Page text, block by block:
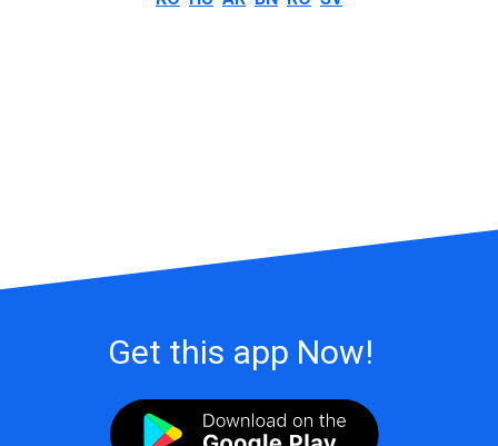
Get this app Now!